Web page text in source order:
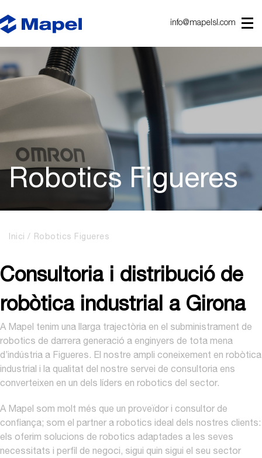
info@mapelsl.com
Robotics Figueres
Inici Robotics Figueres
Consultoria i distribució de
robòtica industrial a Girona
A Mapel tenim una llarga trajectòria en el subministrament de
robotics de darrera generació a enginyers de tota mena
d’indústria a Figueres. El nostre ampli coneixement en robòtica
industrial i la qualitat del nostre servei de consultoria ens
converteixen en un dels líders en robotics del sector.
A Mapel som molt més que un proveïdor i consultor de
confiança; som el partner a robotics ideal dels nostres clients:
els oferim solucions de robotics adaptades a les seves
necessitats i perfil de negoci, sigui quin sigui el seu sector